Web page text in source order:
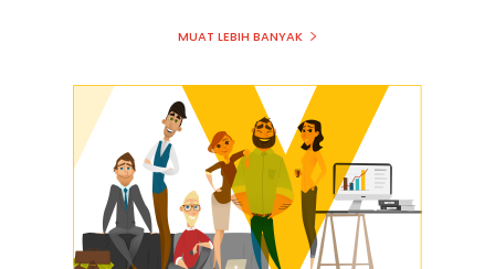
MUAT LEBIH BANYAK